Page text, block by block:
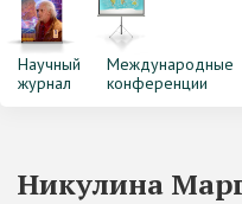
Научный
журнал
Международные
конференции
Никулина